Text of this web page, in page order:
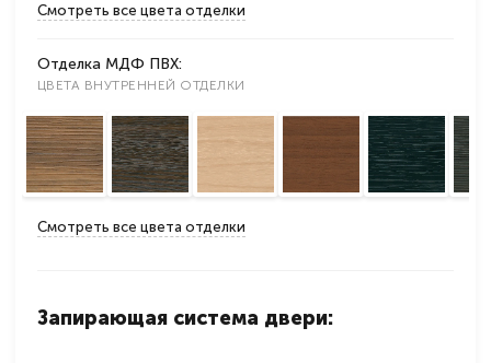
Смотреть все цвета отделки
Отделка МДФ ПВХ:
ЦВЕТА ВНУТРЕННЕЙ ОТДЕЛКИ
Смотреть все цвета отделки
Запирающая система двери: